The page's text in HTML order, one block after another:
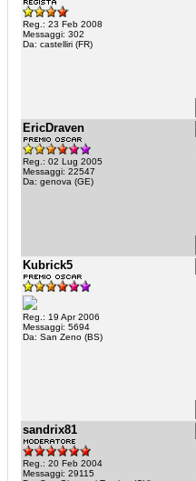
Reg.: 23 Feb 2008
Messaggi: 302
Da: castelliri (FR)
EricDraven
Reg.: 02 Lug 2005
Messaggi: 22547
Da: genova (GE)
Kubrick5
Reg.: 19 Apr 2006
Messaggi: 5694
Da: San Zeno (BS)
sandrix81
Reg.: 20 Feb 2004
Messaggi: 29115